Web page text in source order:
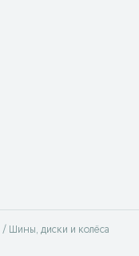
Шины, диски и колёса